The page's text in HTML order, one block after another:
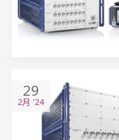
29
2月 '24